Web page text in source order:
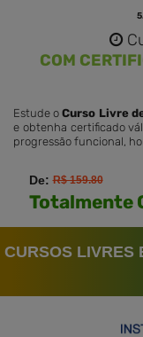
COM
Estude oCurso Livre
e obtenha certificado
progressão funcional,
De:R$ 159.80
Totalmente
CURSOS LIVRES